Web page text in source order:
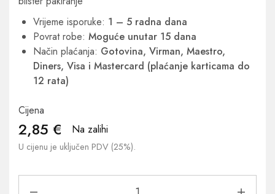
Vrijeme isporuke: 1 – 5 radna dana
Povrat robe: Moguće unutar 15 dana
Način plaćanja: Gotovina, Virman, Maestro,
Diners, Visa i Mastercard (plaćanje karticama do
12 rata)
Cijena
2,85 € Na zalihi
U cijenu je uključen PDV (25%).